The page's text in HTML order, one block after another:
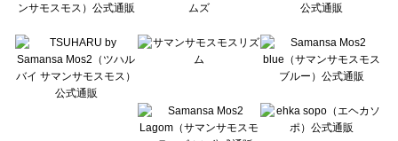
Te chichi CLASSIC（テチチ クラシック）の一覧
Lugnoncure（ルノンキュール）の一覧
BETTY'S BLUE（べティーズブルー）の一覧
Wpc.（ワールドパーティー）の一覧